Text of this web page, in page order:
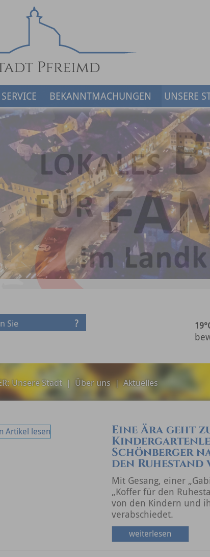
BEKANNTMACHUNGEN UNSERE
Unsere Stadt | Über uns|Aktuelles
Eine Ära geht
Schönberger
den Ruhestand
Mit Gesang, einer
„Koffer für den
von den Kindern und
verabschiedet.
weiterlesen